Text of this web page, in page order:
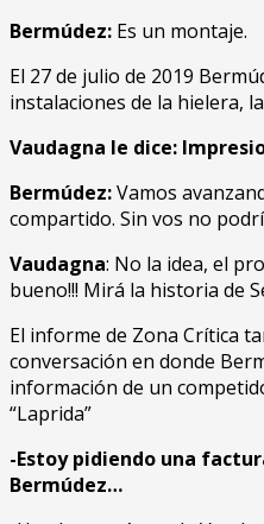
Bermúdez: Es un montaje.
El 27 de julio de 2019
instalaciones de la hielera,
Vaudagna le dice:
Bermúdez:Vamos
compartido. Sin vos no
Vaudagna: No la idea, el
bueno!!! Mirá la historia de
El informe de Zona Crítica
conversación en donde
información de un
“Laprida”
-Estoy pidiendo una
Bermúdez…